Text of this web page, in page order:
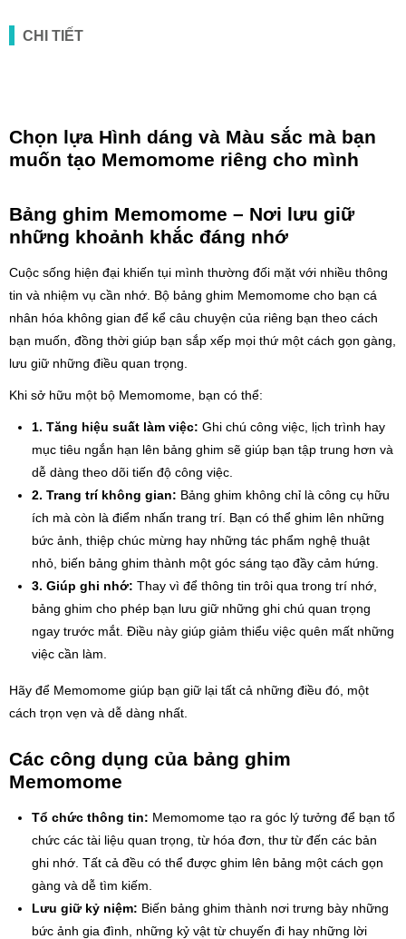
CHI TIẾT
Chọn lựa Hình dáng và Màu sắc mà bạn
muốn tạo Memomome riêng cho mình
Bảng ghim Memomome – Nơi lưu giữ
những khoảnh khắc đáng nhớ
Cuộc sống hiện đại khiến tụi mình thường đối mặt với nhiều thông
tin và nhiệm vụ cần nhớ. Bộ bảng ghim Memomome cho bạn cá
nhân hóa không gian để kể câu chuyện của riêng bạn theo cách
bạn muốn, đồng thời giúp bạn sắp xếp mọi thứ một cách gọn gàng,
lưu giữ những điều quan trọng.
Khi sở hữu một bộ Memomome, bạn có thể:
1. Tăng hiệu suất làm việc: Ghi chú công việc, lịch trình hay
mục tiêu ngắn hạn lên bảng ghim sẽ giúp bạn tập trung hơn và
dễ dàng theo dõi tiến độ công việc.
2. Trang trí không gian: Bảng ghim không chỉ là công cụ hữu
ích mà còn là điểm nhấn trang trí. Bạn có thể ghim lên những
bức ảnh, thiệp chúc mừng hay những tác phẩm nghệ thuật
nhỏ, biến bảng ghim thành một góc sáng tạo đầy cảm hứng.
3. Giúp ghi nhớ: Thay vì để thông tin trôi qua trong trí nhớ,
bảng ghim cho phép bạn lưu giữ những ghi chú quan trọng
ngay trước mắt. Điều này giúp giảm thiểu việc quên mất những
việc cần làm.
Hãy để Memomome giúp bạn giữ lại tất cả những điều đó, một
cách trọn vẹn và dễ dàng nhất.
Các công dụng của bảng ghim
Memomome
Tổ chức thông tin: Memomome tạo ra góc lý tưởng để bạn tổ
chức các tài liệu quan trọng, từ hóa đơn, thư từ đến các bản
ghi nhớ. Tất cả đều có thể được ghim lên bảng một cách gọn
gàng và dễ tìm kiếm.
Lưu giữ kỷ niệm: Biến bảng ghim thành nơi trưng bày những
bức ảnh gia đình, những kỷ vật từ chuyến đi hay những lời